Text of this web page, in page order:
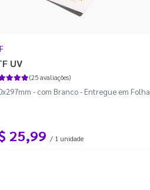
UV
(25 avaliações)
- com Branco - Entregue em Folha
25,99 / 1 unidade